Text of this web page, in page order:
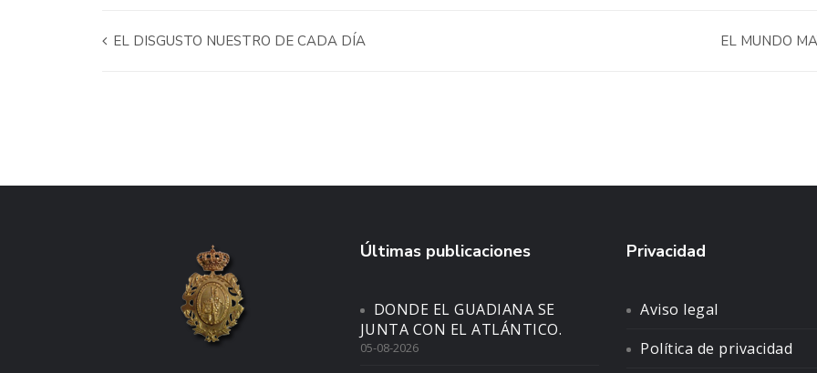
EL DISGUSTO NUESTRO DE CADA DÍA EL MUNDO
Últimas publicaciones
DONDE EL GUADIANA SE
JUNTA CON EL ATLÁNTICO.
05-08-2026
Privacidad
Aviso legal
Política de privacidad